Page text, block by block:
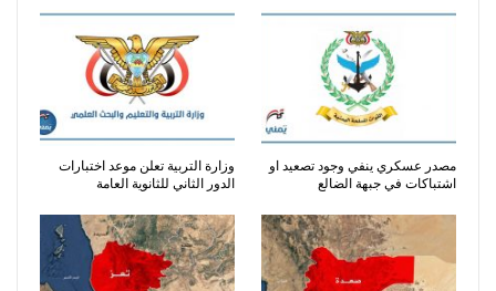
مصدر عسكري ينفي وجود تصعيد او
اشتباكات في جبهة الضالع
وزارة التربية تعلن موعد اختبارات
الدور الثاني للثانوية العامة